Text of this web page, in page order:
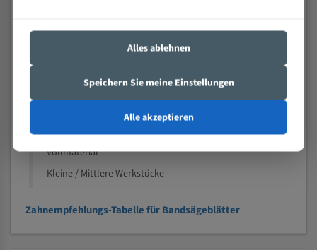
Nichteisenmetalle
Speziell entwickelt für Profile / Rohre
Kleine und mittlere Profile / Kleine Durchmesser
Vollmaterial
Kleine / Mittlere Werkstücke
Zahnempfehlungs-Tabelle für Bandsägeblätter
Alles ablehnen
Speichern Sie meine Einstellungen
Alle akzeptieren